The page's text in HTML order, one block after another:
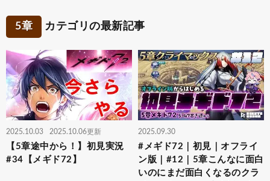
5章 カテゴリの最新記事
2025.10.03 2025.10.06更新
【5章途中から！】初見実況
#34【メギド72】
2025.09.30
#メギド72｜初見｜オフライ
ン版｜#12｜5章こんなに面白
いのにまだ面白くなるのクラ